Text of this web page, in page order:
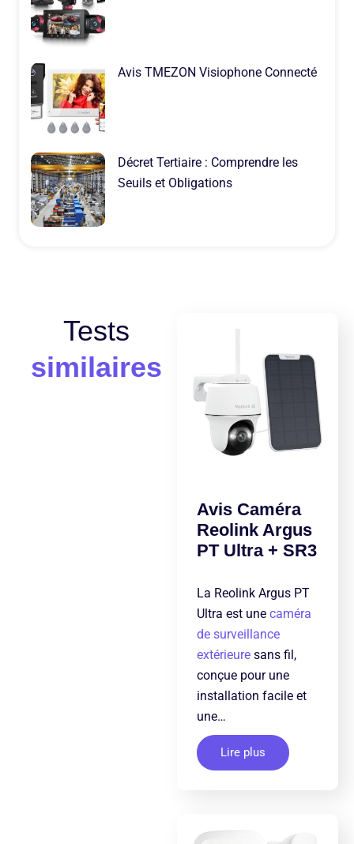
Avis TMEZON Visiophone Connecté
Décret Tertiaire : Comprendre les
Seuils et Obligations
Tests
similaires
Avis Caméra
Reolink Argus
PT Ultra + SR3
La Reolink Argus PT
Ultra est une caméra
de surveillance
extérieure sans fil,
conçue pour une
installation facile et
une…
Lire plus